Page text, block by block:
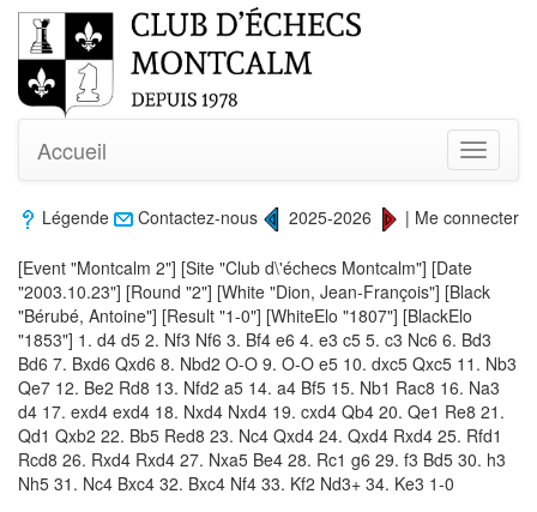
Toggle
Accueil
Légende Contactez-nous 2025-2026 | Me connecter
[Event "Montcalm 2"] [Site "Club d\'échecs Montcalm"] [Date
"2003.10.23"] [Round "2"] [White "Dion, Jean-François"] [Black
"Bérubé, Antoine"] [Result "1-0"] [WhiteElo "1807"] [BlackElo
"1853"] 1. d4 d5 2. Nf3 Nf6 3. Bf4 e6 4. e3 c5 5. c3 Nc6 6. Bd3
Bd6 7. Bxd6 Qxd6 8. Nbd2 O-O 9. O-O e5 10. dxc5 Qxc5 11. Nb3
Qe7 12. Be2 Rd8 13. Nfd2 a5 14. a4 Bf5 15. Nb1 Rac8 16. Na3
d4 17. exd4 exd4 18. Nxd4 Nxd4 19. cxd4 Qb4 20. Qe1 Re8 21.
Qd1 Qxb2 22. Bb5 Red8 23. Nc4 Qxd4 24. Qxd4 Rxd4 25. Rfd1
Rcd8 26. Rxd4 Rxd4 27. Nxa5 Be4 28. Rc1 g6 29. f3 Bd5 30. h3
Nh5 31. Nc4 Bxc4 32. Bxc4 Nf4 33. Kf2 Nd3+ 34. Ke3 1-0